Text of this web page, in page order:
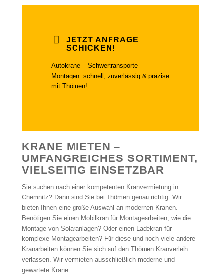
JETZT ANFRAGE
SCHICKEN!
Autokrane – Schwertransporte –
Montagen: schnell, zuverlässig & präzise
mit Thömen!
KRANE MIETEN –
UMFANGREICHES SORTIMENT,
VIELSEITIG EINSETZBAR
Sie suchen nach einer kompetenten Kranvermietung in
Chemnitz? Dann sind Sie bei Thömen genau richtig. Wir
bieten Ihnen eine große Auswahl an modernen Kranen.
Benötigen Sie einen Mobilkran für Montagearbeiten, wie die
Montage von Solaranlagen? Oder einen Ladekran für
komplexe Montagearbeiten? Für diese und noch viele andere
Kranarbeiten können Sie sich auf den Thömen Kranverleih
verlassen. Wir vermieten ausschließlich moderne und
gewartete Krane.